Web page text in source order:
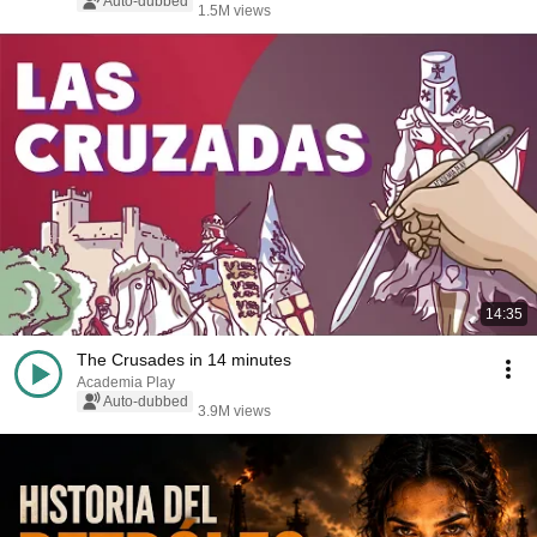
1.5M views
14:35
The Crusades in 14 minutes
Academia Play
Auto-dubbed
3.9M views